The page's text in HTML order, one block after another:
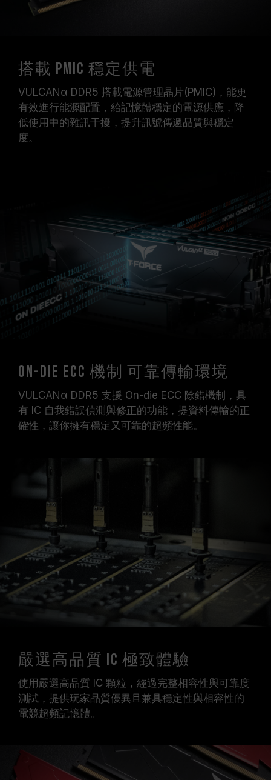
搭載 PMIC 穩定供電
VULCANα DDR5 搭載電源管理晶片(PMIC)，能更
有效進行能源配置，給記憶體穩定的電源供應，降
低使用中的雜訊干擾，提升訊號傳遞品質與穩定
度。
On-Die ECC 機制 可靠傳輸環境
VULCANα DDR5 支援 On-die ECC 除錯機制，具
有 IC 自我錯誤偵測與修正的功能，提資料傳輸的正
確性，讓你擁有穩定又可靠的超頻性能。
嚴選高品質 IC 極致體驗
使用嚴選高品質 IC 顆粒，經過完整相容性與可靠度
測試，提供玩家品質優異且兼具穩定性與相容性的
電競超頻記憶體。